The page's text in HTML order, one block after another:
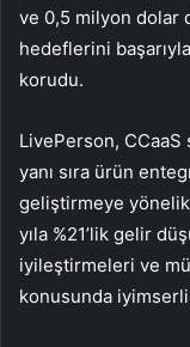
ve 0,5 milyon dolar
hedeflerini
korudu.
LivePerson,
yanı sıra ürün
geliştirmeye yönelik
yıla %21’lik gelir
iyileştirmeleri ve
konusunda